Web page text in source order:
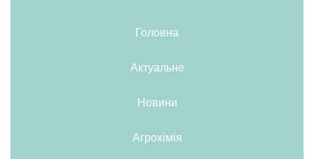
Головна
Актуальне
Новини
Агрохімія